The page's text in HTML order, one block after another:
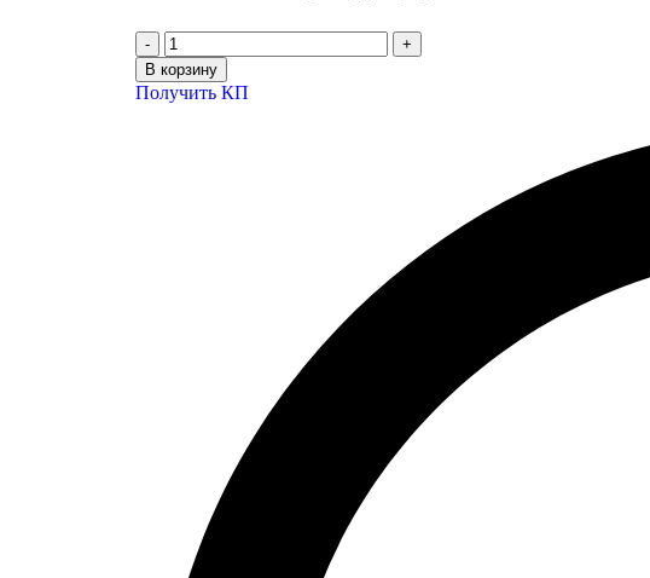
В корзину
Получить КП